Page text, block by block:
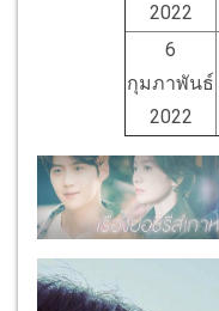
2022
6
กุมภาพันธ์
2022